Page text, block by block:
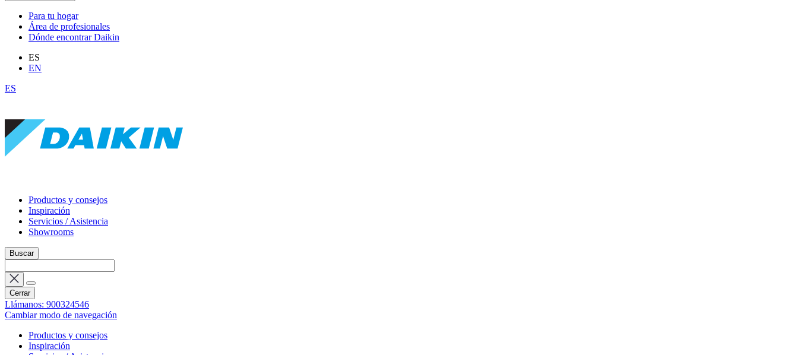
Para tu hogar
Área de profesionales
Dónde encontrar Daikin
ES
EN
ES
Productos y consejos
Inspiración
Servicios / Asistencia
Showrooms
Buscar
Cerrar
Llámanos: 900324546
Cambiar modo de navegación
Productos y consejos
Inspiración